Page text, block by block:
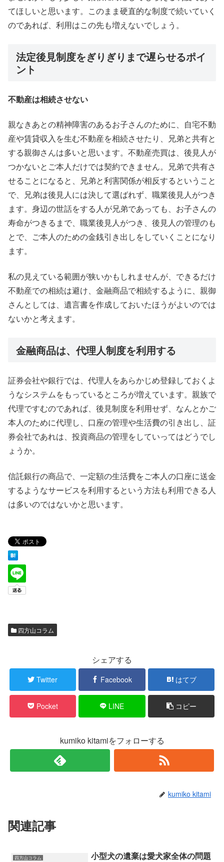
てほしいと思います。このまま硬直的な制度で続いていく
のであれば、利用はこの先も増えないでしょう。
法定後見制度をぎりぎりまで遅らせるポイ
ント
不動産は相続させない
親なきあとの精神障害のあるお子さんのために、自宅不動
産や賃貸収入を生む不動産を相続させたり、兄弟と共有と
する親御さんは多いと思います。不動産売買は、後見人が
つかないとご本人だけでは契約できません。兄弟で共有さ
せることになると、兄弟と利害関係が相反するということ
で、兄弟は後見人には決して選ばれず、職業後見人がつき
ます。身辺の世話をする人が兄弟であっても、お子さんの
寿命がつきるまで、職業後見人がつき、後見人の管理のも
とで、ご本人のための金銭引き出しをしていくことになり
ます。
私の見えている範囲が狭いかもしれませんが、できるだけ
不動産での相続は避け、金融商品で相続するように、親御
さんとしては、遺言書を作成しておいたほうがよいのでは
ないかと考えます。
金融商品は、代理人制度を利用する
証券会社や銀行では、代理人をあらかじめ登録しておくよ
うなシステムをもっているところが増えています。親族で
代理ですむのであれば、後見制度を利用せず、なんとかご
本人のために代理し、口座の管理や生活費の引き出し、証
券会社であれは、投資商品の管理をしていってはどうでし
ょうか。
信託銀行の商品で、一定額の生活費をご本人の口座に送金
するようなサービスを利用するという方法も利用できる人
は多いのではないかと思います。
四方山コラム
シェアする
Twitter Facebook はてブ
Pocket LINE コピー
kumiko kitamiをフォローする
kumiko kitami
関連記事
四方山コラム 小型犬の遺棄は愛犬家全体の問題